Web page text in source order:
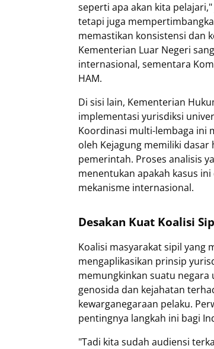
seperti apa akan kita
tetapi juga
memastikan konsistensi dan
Kementerian Luar Negeri
internasional, sementara
HAM.
Di sisi lain, Kementerian
implementasi yurisdiksi
Koordinasi multi-lembaga ini
oleh Kejagung memiliki
pemerintah. Proses analisis
menentukan apakah kasus
mekanisme internasional.
Desakan Kuat Koalisi
Koalisi masyarakat sipil yang
mengaplikasikan prinsip
memungkinkan suatu
genosida dan kejahatan
kewarganegaraan pelaku.
pentingnya langkah ini bagi
"Tadi kita sudah audiensi